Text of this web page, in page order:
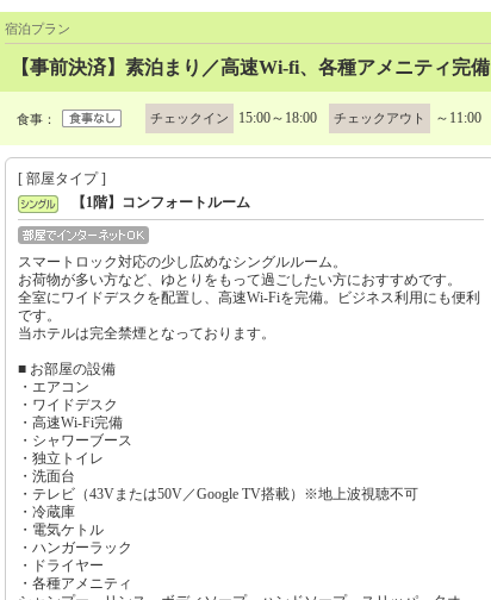
宿泊プラン
【事前決済】素泊まり／高速Wi-fi、各種アメニティ完備
食事： チェックイン 15:00～18:00 チェックアウト ～11:00
[ 部屋タイプ ]
【1階】コンフォートルーム
スマートロック対応の少し広めなシングルルーム。
お荷物が多い方など、ゆとりをもって過ごしたい方におすすめです。
全室にワイドデスクを配置し、高速Wi-Fiを完備。ビジネス利用にも便利
です。
当ホテルは完全禁煙となっております。
■ お部屋の設備
・エアコン
・ワイドデスク
・高速Wi-Fi完備
・シャワーブース
・独立トイレ
・洗面台
・テレビ（43Vまたは50V／Google TV搭載）※地上波視聴不可
・冷蔵庫
・電気ケトル
・ハンガーラック
・ドライヤー
・各種アメニティ